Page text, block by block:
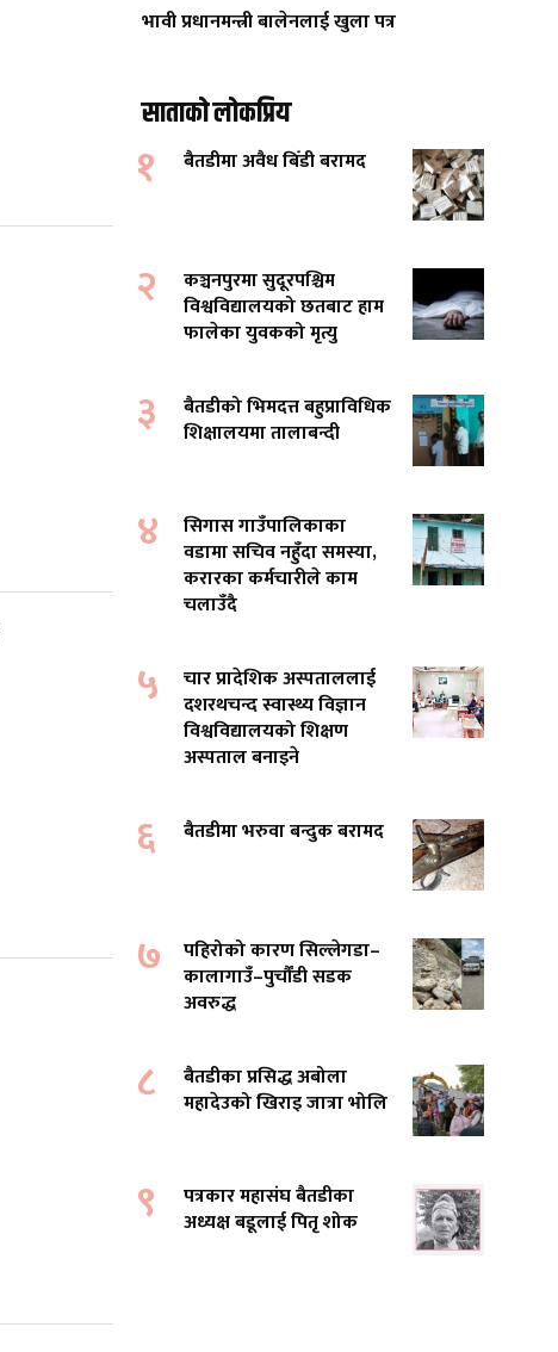
भावी प्रधानमन्त्री बालेनलाई खुला पत्र
साताको लोकप्रिय
१ बैतडीमा अवैध बिँडी बरामद
२
कञ्चनपुरमा सुदूरपश्चिम
विश्वविद्यालयको छतबाट हाम
फालेका युवकको मृत्यु
३
बैतडीको भिमदत्त बहुप्राविधिक
शिक्षालयमा तालाबन्दी
४
सिगास गाउँपालिकाका
वडामा सचिव नहुँदा समस्या,
करारका कर्मचारीले काम
चलाउँदै
५
चार प्रादेशिक अस्पताललाई
दशरथचन्द स्वास्थ्य विज्ञान
विश्वविद्यालयको शिक्षण
अस्पताल बनाइने
६ बैतडीमा भरुवा बन्दुक बरामद
७
पहिरोको कारण सिल्लेगडा–
कालागाउँ–पुर्चौंडी सडक
अवरुद्ध
८
बैतडीका प्रसिद्ध अबोला
महादेउको खिराइ जात्रा भोलि
९
पत्रकार महासंघ बैतडीका
अध्यक्ष बडूलाई पितृ शोक